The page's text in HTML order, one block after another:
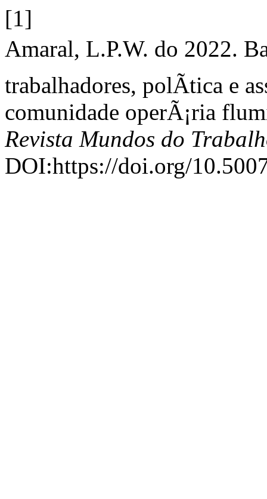
[1]
Amaral, L.P.W. do 2022.
trabalhadores, polÃ­tica e
comunidade operÃ¡ria
Revista Mundos do
DOI:https://doi.org/